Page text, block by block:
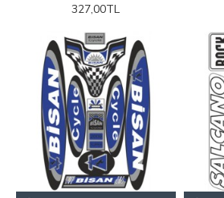
327,00TL